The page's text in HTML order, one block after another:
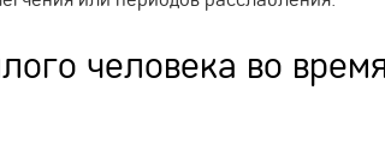
человека во